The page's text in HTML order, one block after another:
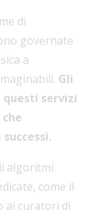
di
governate
a
Gli
servizi
algoritmi
come il
ai curatori di